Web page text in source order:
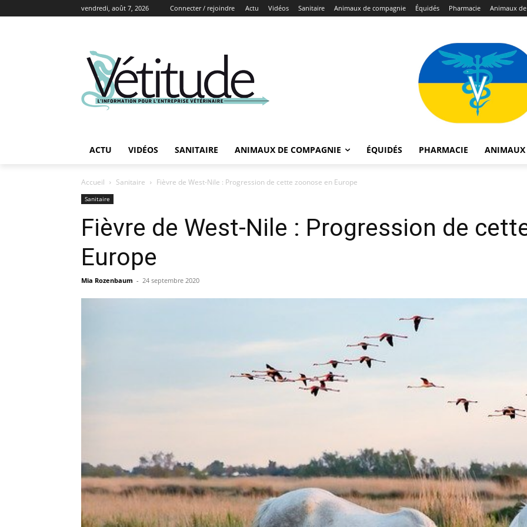
vendredi, août 7, 2026 Connecter / rejoindre Actu Vidéos Sanitaire Animaux de compagnie Équidés Pharmacie Animaux
ACTU VIDÉOS SANITAIRE ANIMAUX DE COMPAGNIE ÉQUIDÉS PHARMACIE ANIMAUX
Accueil Sanitaire Fièvre de West-Nile : Progression de cette zoonose en Europe
Sanitaire
Fièvre de West-Nile : Progression de
Europe
Mia Rozenbaum - 24 septembre 2020